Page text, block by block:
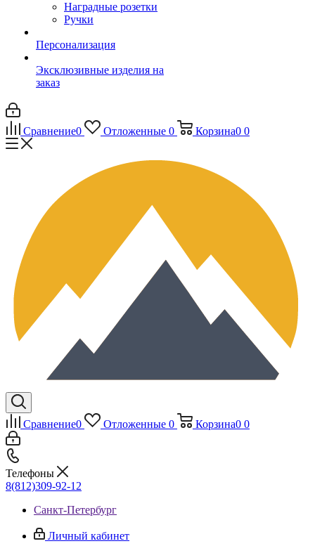
Наградные розетки
Ручки
Персонализация
Эксклюзивные изделия на
заказ
Сравнение0 Отложенные 0 Корзина0 0
Сравнение0 Отложенные 0 Корзина0 0
Телефоны
8(812)309-92-12
Санкт-Петербург
Личный кабинет